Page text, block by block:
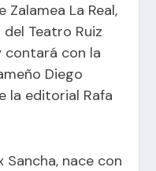
Zalamea La Real,
Teatro Ruiz
contará con la
Diego
la editorial Rafa
Sancha, nace con